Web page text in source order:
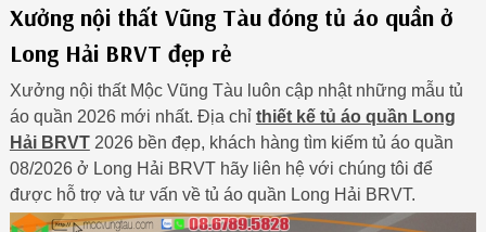
Xưởng nội thất Vũng Tàu đóng tủ áo quần ở
Long Hải BRVT đẹp rẻ
Xưởng nội thất Mộc Vũng Tàu luôn cập nhật những mẫu tủ
áo quần 2026 mới nhất. Địa chỉ thiết kế tủ áo quần Long
Hải BRVT2026 bền đẹp, khách hàng tìm kiếm tủ áo quần
08/2026 ở Long Hải BRVT hãy liên hệ với chúng tôi để
được hỗ trợ và tư vấn về tủ áo quần Long Hải BRVT.